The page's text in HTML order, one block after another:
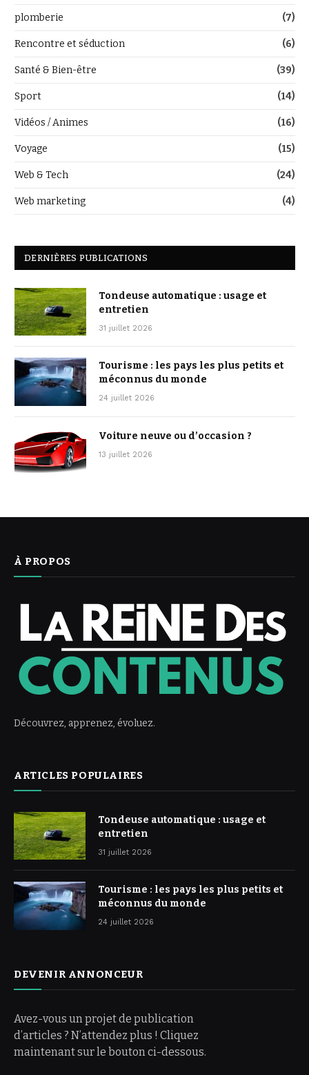
plomberie (7)
Rencontre et séduction (6)
Santé & Bien-être (39)
Sport (14)
Vidéos / Animes (16)
Voyage (15)
Web & Tech (24)
Web marketing (4)
DERNIÈRES PUBLICATIONS
Tondeuse automatique : usage et
entretien
31 juillet 2026
Tourisme : les pays les plus petits et
méconnus du monde
24 juillet 2026
Voiture neuve ou d’occasion ?
13 juillet 2026
À PROPOS
Découvrez, apprenez, évoluez.
ARTICLES POPULAIRES
Tondeuse automatique : usage et
entretien
31 juillet 2026
Tourisme : les pays les plus petits et
méconnus du monde
24 juillet 2026
DEVENIR ANNONCEUR
Avez-vous un projet de publication
d’articles ? N’attendez plus ! Cliquez
maintenant sur le bouton ci-dessous.